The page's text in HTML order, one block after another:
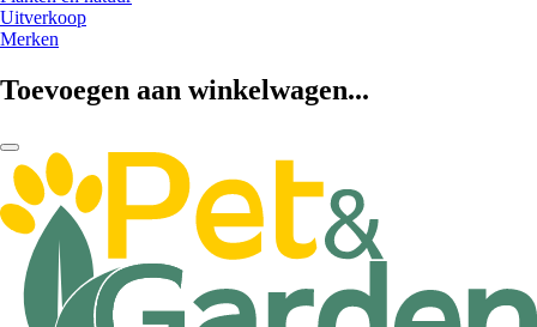
Uitverkoop
Merken
Toevoegen aan winkelwagen...